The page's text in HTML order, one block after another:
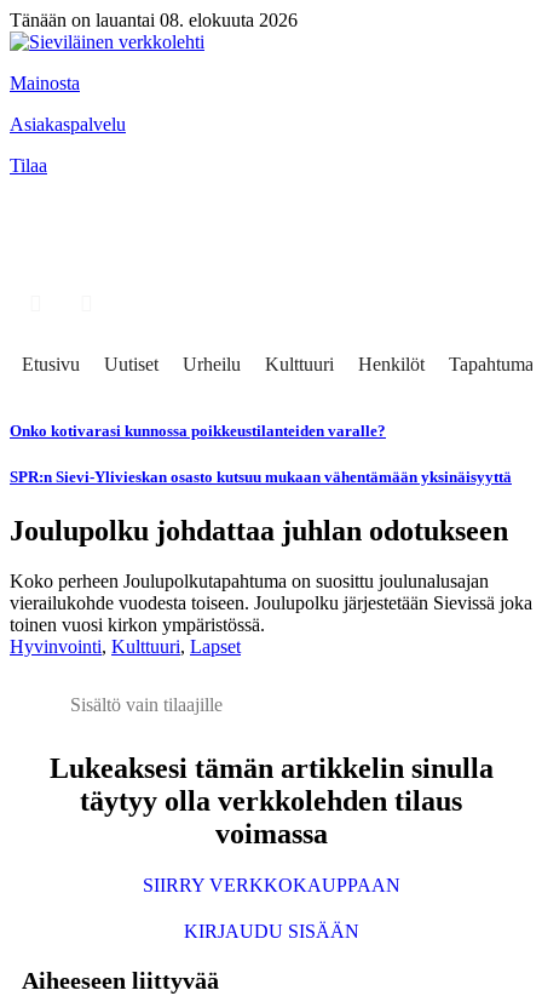
Tänään on lauantai 08. elokuuta 2026
Mainosta
Asiakaspalvelu
Tilaa
Etusivu Uutiset Urheilu Kulttuuri Henkilöt Tapahtumat
Onko kotivarasi kunnossa poikkeustilanteiden varalle?
SPR:n Sievi-Ylivieskan osasto kutsuu mukaan vähentämään yksinäisyyttä
Joulupolku johdattaa juhlan odotukseen
Koko perheen Joulupolkutapahtuma on suosittu joulunalusajan
vierailukohde vuodesta toiseen. Joulupolku järjestetään Sievissä joka
toinen vuosi kirkon ympäristössä.
Hyvinvointi, Kulttuuri, Lapset
Sisältö vain tilaajille
Lukeaksesi tämän artikkelin sinulla
täytyy olla verkkolehden tilaus
voimassa
SIIRRY VERKKOKAUPPAAN
KIRJAUDU SISÄÄN
Aiheeseen liittyvää